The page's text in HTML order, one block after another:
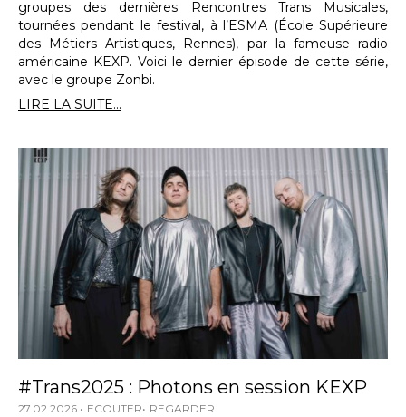
groupes des dernières Rencontres Trans Musicales,
tournées pendant le festival, à l’ESMA (École Supérieure
des Métiers Artistiques, Rennes), par la fameuse radio
américaine KEXP. Voici le dernier épisode de cette série,
avec le groupe Zonbi.
LIRE LA SUITE...
#Trans2025 : Photons en session KEXP
27.02.2026 ECOUTER REGARDER